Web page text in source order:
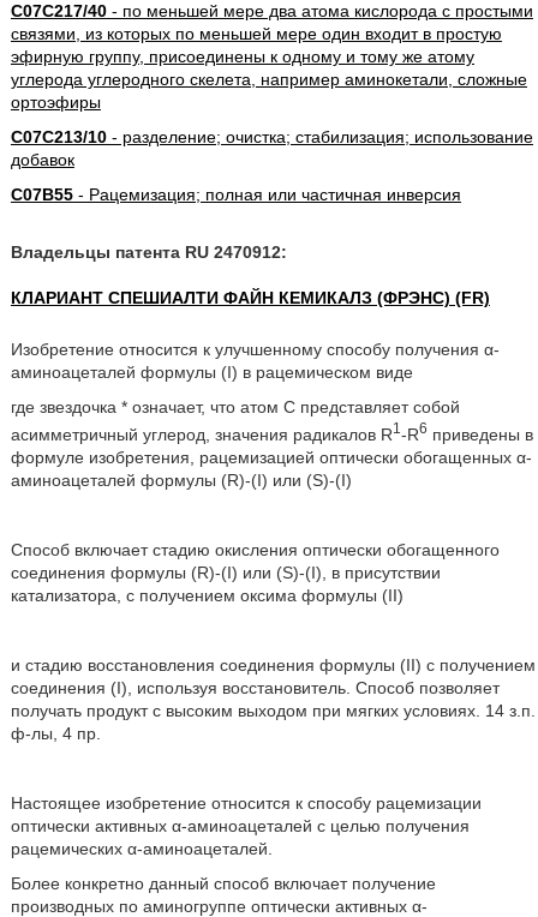
C07C217/40- по меньшей мере два атома кислорода с простыми
связями, из которых по меньшей мере один входит в простую
эфирную группу, присоединены к одному и тому же атому
углерода углеродного скелета, например аминокетали, сложные
ортоэфиры
C07C213/10- разделение; очистка; стабилизация; использование
добавок
C07B55- Рацемизация; полная или частичная инверсия
Владельцы патента RU 2470912:
КЛАРИАНТ СПЕШИАЛТИ ФАЙН КЕМИКАЛЗ (ФРЭНС) (FR)
Изобретение относится к улучшенному способу получения α-
аминоацеталей формулы (I) в рацемическом виде
где звездочка * означает, что атом С представляет собой
асимметричный углерод, значения радикалов R1 -R6 приведены в
формуле изобретения, рацемизацией оптически обогащенных α-
аминоацеталей формулы (R)-(I) или (S)-(I)
Способ включает стадию окисления оптически обогащенного
соединения формулы (R)-(I) или (S)-(I), в присутствии
катализатора, с получением оксима формулы (II)
и стадию восстановления соединения формулы (II) с получением
соединения (I), используя восстановитель. Способ позволяет
получать продукт с высоким выходом при мягких условиях. 14 з.п.
ф-лы, 4 пр.
Настоящее изобретение относится к способу рацемизации
оптически активных α-аминоацеталей с целью получения
рацемических α-аминоацеталей.
Более конкретно данный способ включает получение
производных по аминогруппе оптически активных α-